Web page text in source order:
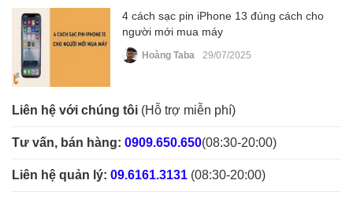
4 cách sạc pin iPhone 13 đúng cách cho
người mới mua máy
Hoàng Taba 29/07/2025
Liên hệ với chúng tôi (Hỗ trợ miễn phí)
Tư vấn, bán hàng: 0909.650.650(08:30-20:00)
Liên hệ quản lý: 09.6161.3131 (08:30-20:00)